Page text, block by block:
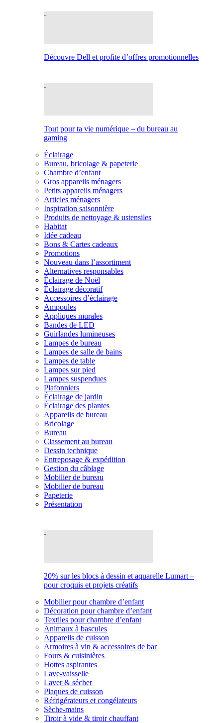
Découvre Dell et profite d’offres promotionnelles
Tout pour ta vie numérique – du bureau au
gaming
Éclairage
Bureau, bricolage & papeterie
Chambre d’enfant
Gros appareils ménagers
Petits appareils ménagers
Articles ménagers
Inspiration saisonnière
Produits de nettoyage & ustensiles
Habitat
Idée cadeau
Bons & Cartes cadeaux
Promotions
Nouveau dans l’assortiment
Alternatives responsables
Éclairage de Noël
Éclairage décoratif
Accessoires d’éclairage
Ampoules
Appliques murales
Bandes de LED
Guirlandes lumineuses
Lampes de bureau
Lampes de salle de bains
Lampes de table
Lampes sur pied
Lampes suspendues
Plafonniers
Éclairage de jardin
Éclairage des plantes
Appareils de bureau
Bricolage
Bureau
Classement au bureau
Dessin technique
Entreposage & expédition
Gestion du câblage
Mobilier de bureau
Mobilier de bureau
Papeterie
Présentation
20% sur les blocs à dessin et aquarelle Lumart –
pour croquis et projets créatifs
Mobilier pour chambre d’enfant
Décoration pour chambre d’enfant
Textiles pour chambre d’enfant
Animaux à bascules
Appareils de cuisson
Armoires à vin & accessoires de bar
Fours & cuisinières
Hottes aspirantes
Lave-vaisselle
Laver & sécher
Plaques de cuisson
Réfrigérateurs et congélateurs
Sèche-mains
Tiroir à vide & tiroir chauffant